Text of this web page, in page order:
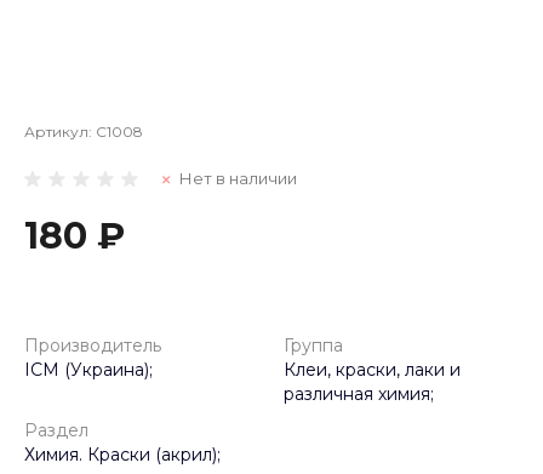
Артикул: C1008
Нет в наличии
180 ₽
Производитель
ICM (Украина);
Группа
Клеи, краски, лаки и
различная химия;
Раздел
Химия. Краски (акрил);